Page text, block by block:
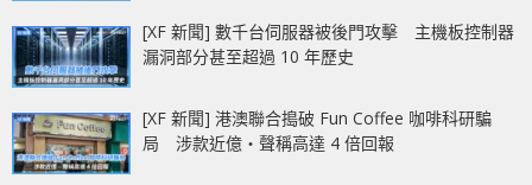
[XF 新聞] 數千台伺服器被後門攻擊 主機板控制器
漏洞部分甚至超過 10 年歷史
[XF 新聞] 港澳聯合搗破 Fun Coffee 咖啡科研騙
局 涉款近億‧聲稱高達 4 倍回報